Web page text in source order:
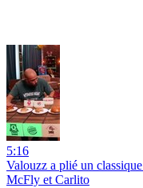
5:16
Valouzz a plié un
McFly et Carlito